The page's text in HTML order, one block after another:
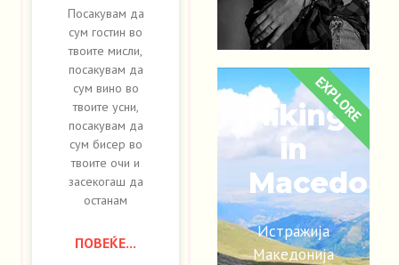
Посакувам да
сум гостин во
твоите мисли,
посакувам да
сум вино во
твоите усни,
посакувам да
сум бисер во
твоите очи и
засекогаш да
останам
ПОВЕЌЕ...
Hiking
in
Истражија
Македонија
EXPLORE